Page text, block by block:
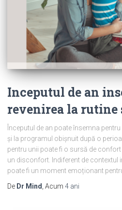
Inceputul de an
revenirea la rutine
Începutul de an poate însemna
și la programul obișnuit după o
pentru unii poate fi o sursă de
un disconfort. Indiferent de contextul
poate fi un moment emoționant
De Dr Mind , Acum 4 ani